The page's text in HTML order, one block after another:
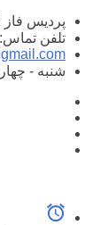
پردیس فاز 2 ، ضلع شمال غربی میدان امام
تلفن تماس:
شنبه -